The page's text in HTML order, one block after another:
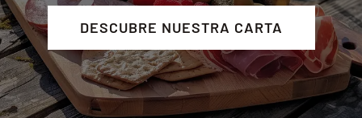
DESCUBRE NUESTRA CARTA